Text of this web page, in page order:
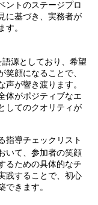
ントのステージプロ
に基づき、実務者が
す。
源としており、希望
顔になることで、
が響き渡ります。
体がポジティブなエ
してのクオリティが
指導チェックリスト
いて、参加者の笑顔
るための具体的なチ
践することで、初心
できます。